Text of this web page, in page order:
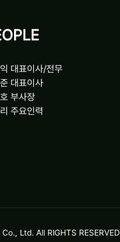
대표이사/전무
대표이사
부사장
주요인력
Ltd. All RIGHTS RESERVED